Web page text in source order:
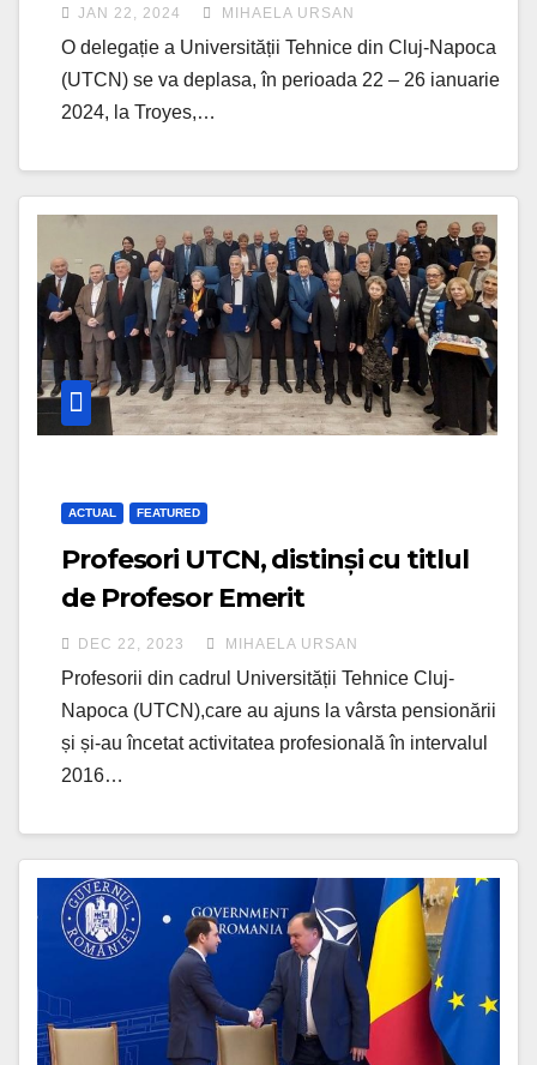
JAN 22, 2024 MIHAELA URSAN
O delegație a Universității Tehnice din Cluj-Napoca
(UTCN) se va deplasa, în perioada 22 – 26 ianuarie
2024, la Troyes,…
ACTUAL FEATURED
Profesori UTCN, distinși cu titlul
de Profesor Emerit
DEC 22, 2023 MIHAELA URSAN
Profesorii din cadrul Universității Tehnice Cluj-
Napoca (UTCN),care au ajuns la vârsta pensionării
și și-au încetat activitatea profesională în intervalul
2016…